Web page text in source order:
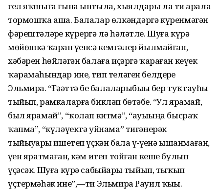
гел яҡшыға ғына ынтыла, хыялдары ла тиҙ арала
тормошҡа аша. Балалар өлкәндәргә күренмәгән
фәрештәләрҙе күрергә лә һәләтле. Шуға күрә
мөйөшкә ҡарап үҙенсә кемгәлер йылмайған,
хәбәрен һөйләгән балаға иҫәргә ҡараған кеүек
ҡарамаһындар ине, тип теләген белдерҙе
Эльмира. “Ғәҙәттә беҙ балаларыбыҙҙы бер туҡтауһыҙ
тыйып, рамкаларға бикләп бөтәбеҙ. “Ул ярамай,
был ярамай”, “ҡолап китмә”, “ауыҙыңа бысраҡ
ҡапма”, “күләүектә уйнама” тигәнерәк
тыйыуҙарҙы ишетеп үҫкән бала үҙ-үҙенә ышанмаған,
үҙен яратмаған, кәм итеп тойған кеше булып
үҫәсәк. Шуға күрә сабыйҙарҙы тыйып, тыҡып
үҫтермәһәк ине”,—ти Эльмира Рауил ҡыҙы.